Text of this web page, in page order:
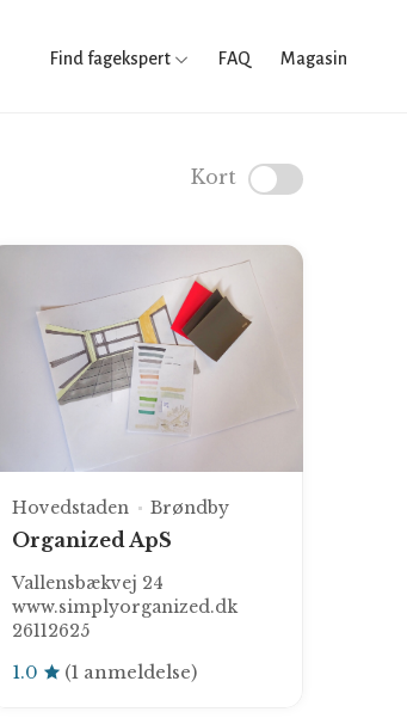
Find fagekspert FAQ Magasin
Kort
Hovedstaden Brøndby
Organized ApS
Vallensbækvej 24
www.simplyorganized.dk
26112625
1.0 (1 anmeldelse)